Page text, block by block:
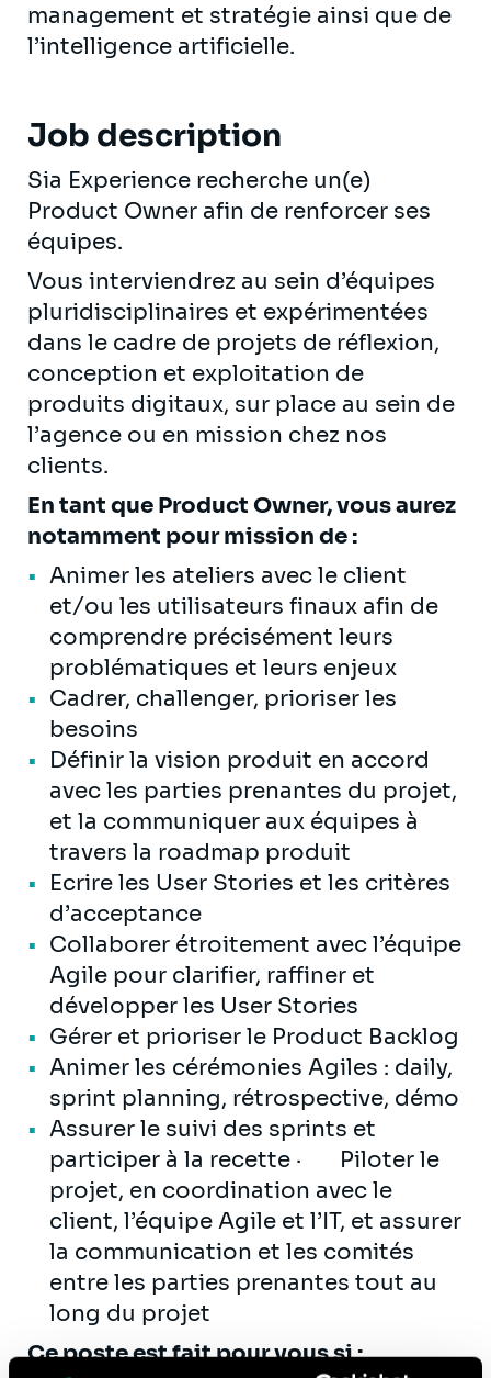
management et stratégie ainsi que de
l’intelligence artificielle.
Job description
Sia Experience recherche un(e)
Product Owner afin de renforcer ses
équipes.
Vous interviendrez au sein d’équipes
pluridisciplinaires et expérimentées
dans le cadre de projets de réflexion,
conception et exploitation de
produits digitaux, sur place au sein de
l’agence ou en mission chez nos
clients.
En tant que Product Owner, vous aurez
notamment pour mission de :
Animer les ateliers avec le client
et/ou les utilisateurs finaux afin de
comprendre précisément leurs
problématiques et leurs enjeux
Cadrer, challenger, prioriser les
besoins
Définir la vision produit en accord
avec les parties prenantes du projet,
et la communiquer aux équipes à
travers la roadmap produit
Ecrire les User Stories et les critères
d’acceptance
Collaborer étroitement avec l’équipe
Agile pour clarifier, raffiner et
développer les User Stories
Gérer et prioriser le Product Backlog
Animer les cérémonies Agiles : daily,
sprint planning, rétrospective, démo
Assurer le suivi des sprints et
participer à la recette · Piloter le
projet, en coordination avec le
client, l’équipe Agile et l’IT, et assurer
la communication et les comités
entre les parties prenantes tout au
long du projet
Ce poste est fait pour vous si :